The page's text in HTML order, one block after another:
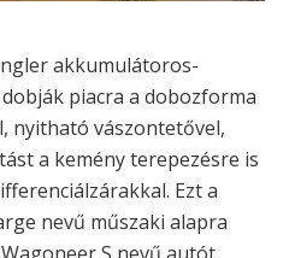
akkumulátoros-
piacra a dobozforma
nyitható vászontetővel,
a kemény terepezésre is
Ezt a
nevű műszaki alapra